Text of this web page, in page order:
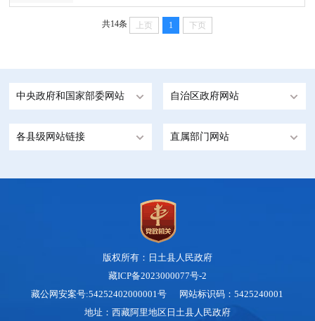
共14条 上页 1 下页
中央政府和国家部委网站 自治区政府网站
各县级网站链接 直属部门网站
版权所有：日土县人民政府
藏ICP备2023000077号-2
藏公网安案号:54252402000001号 网站标识码：5425240001
地址：西藏阿里地区日土县人民政府